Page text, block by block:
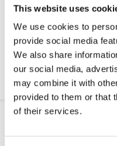
This website uses
We use cookies to
provide social media
We also share
our social media,
may combine it with
provided to them or that
of their services.
OE-Teil anfordern
Download PDF
Chemische
Produktinformation
SKU